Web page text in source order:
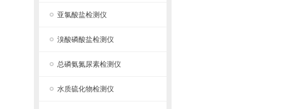
亚氯酸盐检测仪
溴酸磷酸盐检测仪
总磷氨氮尿素检测仪
水质硫化物检测仪